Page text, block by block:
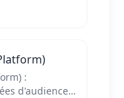
:
d'audience